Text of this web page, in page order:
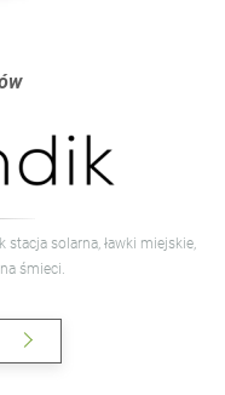
solarna, ławki miejskie,
śmieci.